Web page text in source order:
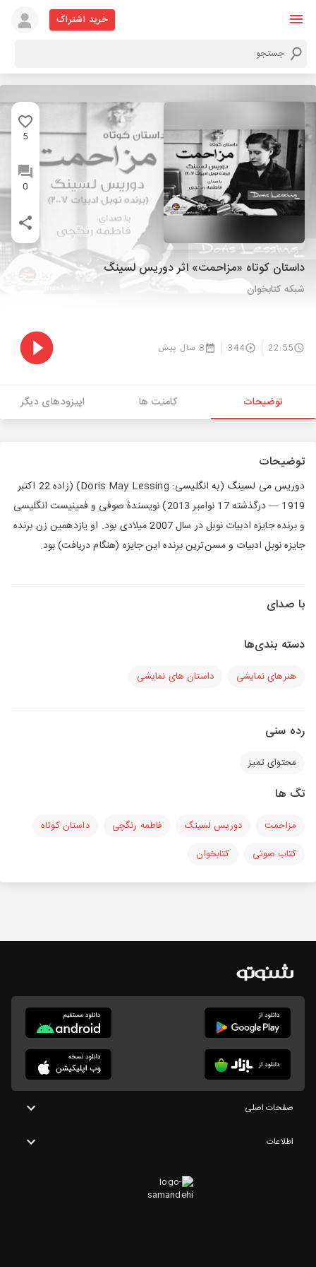
خرید اشتراک
5
0
داستان کوتاه «مزاحمت» اثر دوریس لسینگ
شبکه کتابخوان
22:55
344 8 سال پیش
توضیحات کامنت ها اپیزودهای دیگر
توضیحات
دوریس می لسینگ (به انگلیسی: Doris May Lessing) (زاده 22 اکتبر
1919 — درگذشته 17 نوامبر 2013) نویسندهٔ صوفی و فمینیست انگلیسی
و برنده جایزه ادبیات نوبل در سال 2007 میلادی بود. او یازدهمین زن برنده
جایزه نوبل ادبیات و مسن‌ترین برنده این جایزه (هنگام دریافت) بود.
با صدای
دسته بندی‌ها
هنرهای نمایشی داستان های نمایشی
رده سنی
محتوای تمیز
تگ ها
مزاحمت دوریس لسینگ فاطمه رنگچی
داستان کوتاه
کتاب صوتی
کتابخوان
صفحات اصلی
اطلاعات